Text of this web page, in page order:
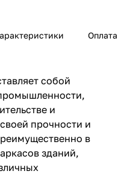
Оплата
собой
и
прочности и
в
зданий,